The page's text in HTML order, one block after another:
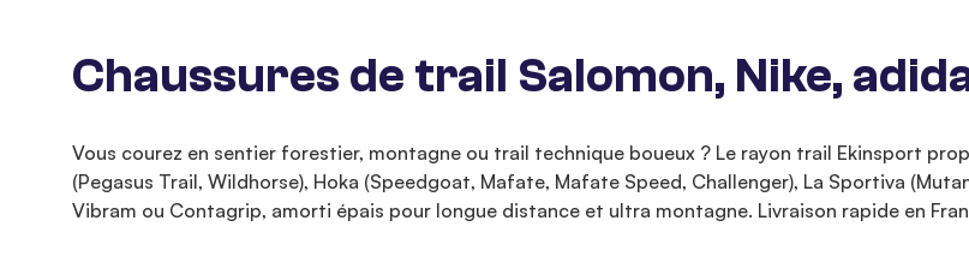
Chaussures de trail Salomon, Nike,
Vous courez en sentier forestier, montagne ou trail technique boueux ? Le rayon trail Ekinsport
(Pegasus Trail, Wildhorse), Hoka (Speedgoat, Mafate, Mafate Speed, Challenger), La Sportiva
Vibram ou Contagrip, amorti épais pour longue distance et ultra montagne. Livraison rapide en